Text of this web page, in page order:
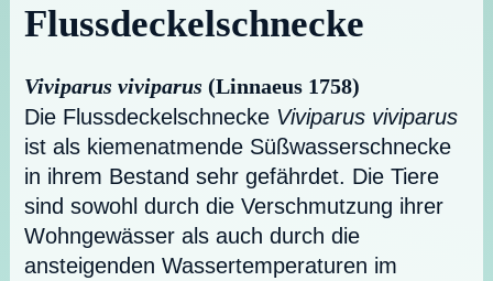
Flussdeckelschnecke
Viviparus viviparus (Linnaeus 1758)
Die Flussdeckelschnecke Viviparus viviparus
ist als kiemenatmende Süßwasserschnecke
in ihrem Bestand sehr gefährdet. Die Tiere
sind sowohl durch die Verschmutzung ihrer
Wohngewässer als auch durch die
ansteigenden Wassertemperaturen im